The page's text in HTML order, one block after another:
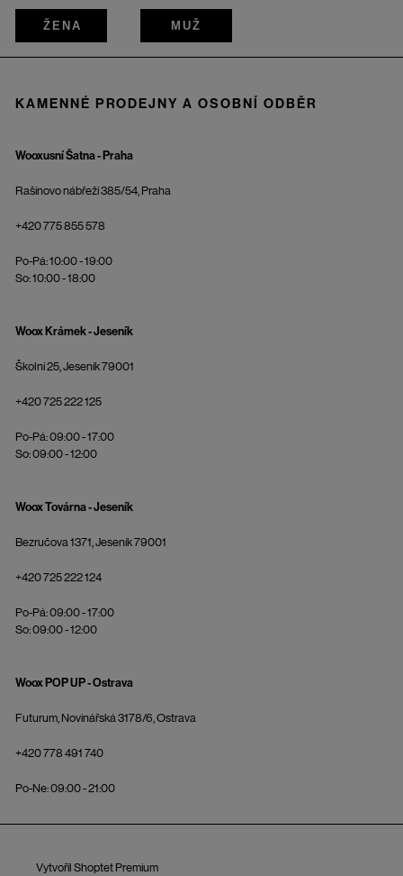
ŽENA MUŽ
KAMENNÉ PRODEJNY A OSOBNÍ ODBĚR
Wooxusní Šatna - Praha
Rašínovo nábřeží 385/54, Praha
+420 775 855 578
Po-Pá: 10:00 - 19:00
So: 10:00 - 18:00
Woox Krámek - Jeseník
Školní 25, Jeseník 79001
+420 725 222 125
Po-Pá: 09:00 - 17:00
So: 09:00 - 12:00
Woox Továrna - Jeseník
Bezručova 1371, Jeseník 79001
+420 725 222 124
Po-Pá: 09:00 - 17:00
So: 09:00 - 12:00
Woox POP UP - Ostrava
Futurum, Novinářská 3178/6, Ostrava
+420 778 491 740
Po-Ne: 09:00 - 21:00
Vytvořil Shoptet Premium